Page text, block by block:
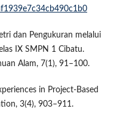
dan Pengukuran melalui
IX SMPN 1 Cibatu.
Alam, 7(1), 91–100.
in Project-Based
3(4), 903–911.